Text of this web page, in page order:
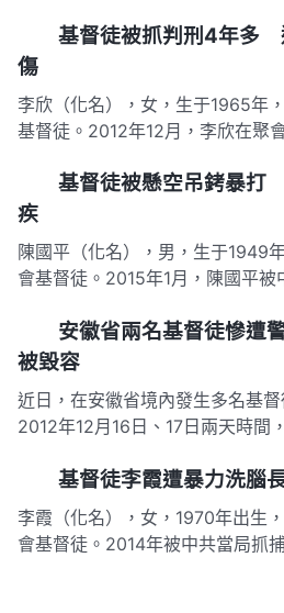
基督徒被抓判刑4年多
傷
李欣（化名），女，生于1965年
基督徒。2012年12月，李欣在聚
察跺其心口，致使她胸部内臟被
警察迫害致殘的詳細過程： 2012
基督徒被懸空吊銬暴打
疾
陳國平（化名），男，生于1949
會基督徒。2015年1月，陳國平被
落下終身殘疾。 2015年1月26日
正在聚會，以派出所陳所長為首的
安徽省兩名基督徒慘遭
被毀容
近日，在安徽省境內發生多名基
2012年12月16日、17日兩天時間
刑毒打，4人情況不詳。其中一人
毀容。 基督徒張亮被抓遭受警察
晚…
基督徒李霞遭暴力洗腦
李霞（化名），女，1970年出生
會基督徒。2014年被中共當局抓